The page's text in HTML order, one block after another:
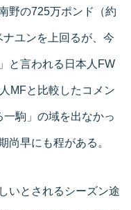
野の725万ポンド（約
ユンを上回るが、今
と言われる日本人FW
MFと比較したコメン
一駒」の域を出なかっ
尚早にも程がある。
いとされるシーズン途